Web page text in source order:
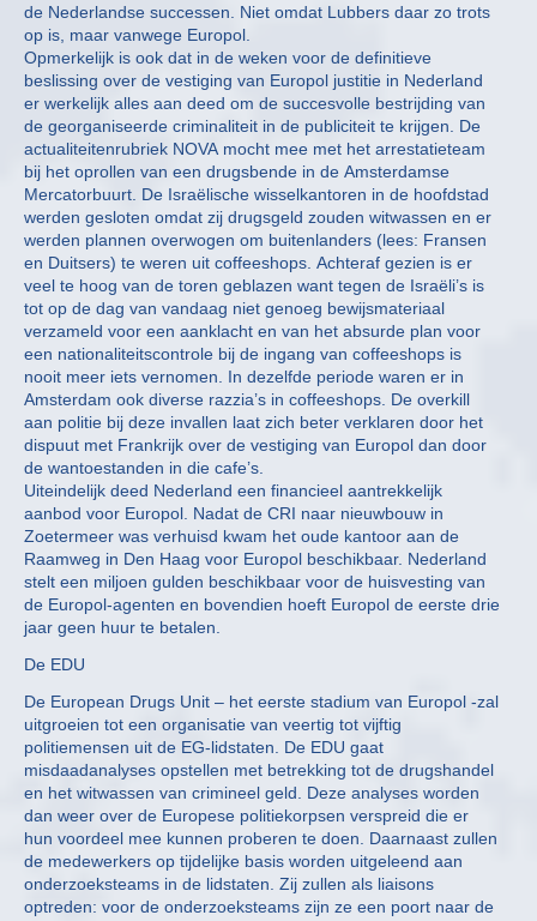
de Nederlandse successen. Niet omdat Lubbers daar zo trots
op is, maar vanwege Europol.
Opmerkelijk is ook dat in de weken voor de definitieve
beslissing over de vestiging van Europol justitie in Nederland
er werkelijk alles aan deed om de succesvolle bestrijding van
de georganiseerde criminaliteit in de publiciteit te krijgen. De
actualiteitenrubriek NOVA mocht mee met het arrestatieteam
bij het oprollen van een drugsbende in de Amsterdamse
Mercatorbuurt. De Israëlische wisselkantoren in de hoofdstad
werden gesloten omdat zij drugsgeld zouden witwassen en er
werden plannen overwogen om buitenlanders (lees: Fransen
en Duitsers) te weren uit coffeeshops. Achteraf gezien is er
veel te hoog van de toren geblazen want tegen de Israëli’s is
tot op de dag van vandaag niet genoeg bewijsmateriaal
verzameld voor een aanklacht en van het absurde plan voor
een nationaliteitscontrole bij de ingang van coffeeshops is
nooit meer iets vernomen. In dezelfde periode waren er in
Amsterdam ook diverse razzia’s in coffeeshops. De overkill
aan politie bij deze invallen laat zich beter verklaren door het
dispuut met Frankrijk over de vestiging van Europol dan door
de wantoestanden in die cafe’s.
Uiteindelijk deed Nederland een financieel aantrekkelijk
aanbod voor Europol. Nadat de CRI naar nieuwbouw in
Zoetermeer was verhuisd kwam het oude kantoor aan de
Raamweg in Den Haag voor Europol beschikbaar. Nederland
stelt een miljoen gulden beschikbaar voor de huisvesting van
de Europol-agenten en bovendien hoeft Europol de eerste drie
jaar geen huur te betalen.
De EDU
De European Drugs Unit – het eerste stadium van Europol -zal
uitgroeien tot een organisatie van veertig tot vijftig
politiemensen uit de EG-lidstaten. De EDU gaat
misdaadanalyses opstellen met betrekking tot de drugshandel
en het witwassen van crimineel geld. Deze analyses worden
dan weer over de Europese politiekorpsen verspreid die er
hun voordeel mee kunnen proberen te doen. Daarnaast zullen
de medewerkers op tijdelijke basis worden uitgeleend aan
onderzoeksteams in de lidstaten. Zij zullen als liaisons
optreden: voor de onderzoeksteams zijn ze een poort naar de